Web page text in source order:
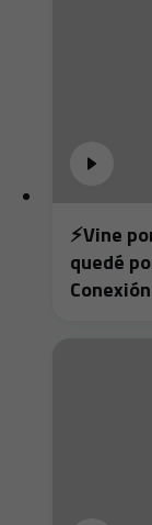
⚡️Vine
quedé